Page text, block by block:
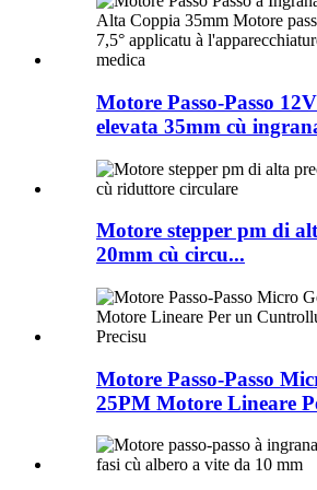
Motore Passo-Passo
elevata 35mm cù
Motore stepper pm di
20mm cù circu...
Motore Passo-Passo
25PM Motore Lineare